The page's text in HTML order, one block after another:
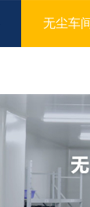
无尘车